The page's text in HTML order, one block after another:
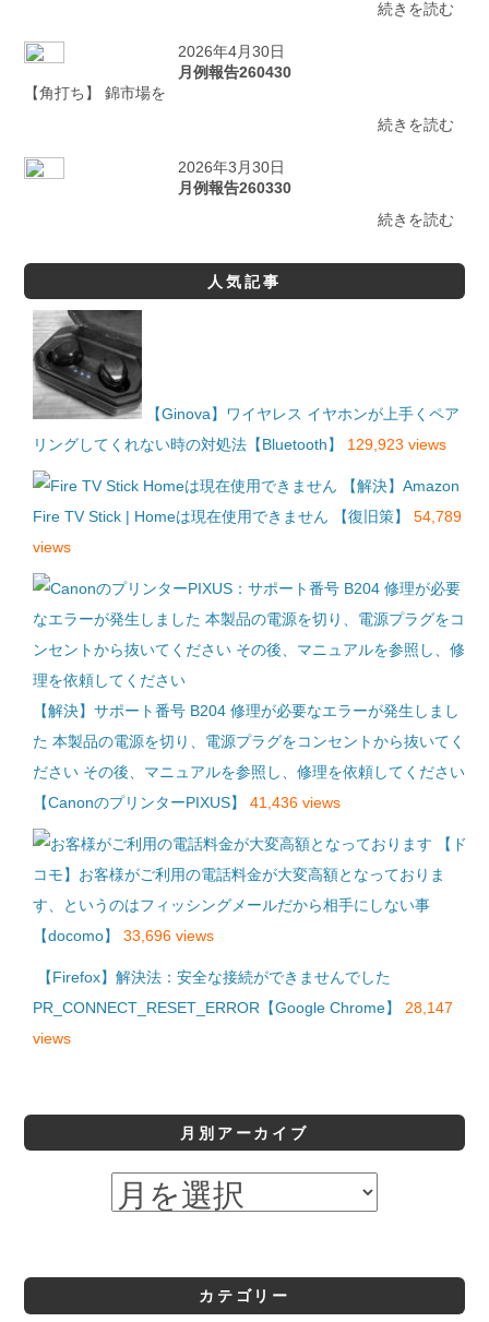
続きを読む
2026年4月30日
月例報告260430
【角打ち】 錦市場を
続きを読む
2026年3月30日
月例報告260330
続きを読む
人気記事
【Ginova】ワイヤレス イヤホンが上手くペア
リングしてくれない時の対処法【Bluetooth】
129,923 views
【解決】Amazon
Fire TV Stick | Homeは現在使用できません 【復旧策】
54,789
views
【解決】サポート番号 B204 修理が必要なエラーが発生しまし
た 本製品の電源を切り、電源プラグをコンセントから抜いてく
ださい その後、マニュアルを参照し、修理を依頼してください
【CanonのプリンターPIXUS】
41,436 views
【ド
コモ】お客様がご利用の電話料金が大変高額となっておりま
す、というのはフィッシングメールだから相手にしない事
【docomo】
33,696 views
【Firefox】解決法：安全な接続ができませんでした
PR_CONNECT_RESET_ERROR【Google Chrome】
28,147
views
月別アーカイブ
カテゴリー